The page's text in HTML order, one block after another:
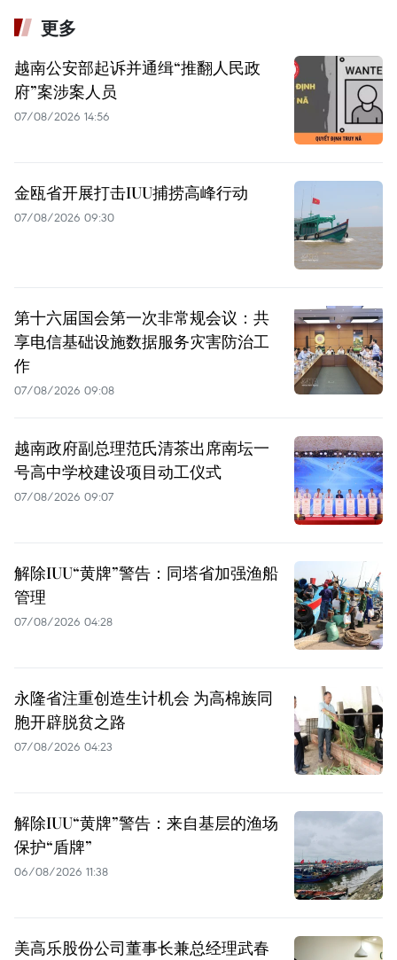
更多
越南公安部起诉并通缉“推翻人民政
府”案涉案人员
07/08/2026 14:56
金瓯省开展打击IUU捕捞高峰行动
07/08/2026 09:30
第十六届国会第一次非常规会议：共
享电信基础设施数据服务灾害防治工
作
07/08/2026 09:08
越南政府副总理范氏清茶出席南坛一
号高中学校建设项目动工仪式
07/08/2026 09:07
解除IUU“黄牌”警告：同塔省加强渔船
管理
07/08/2026 04:28
永隆省注重创造生计机会 为高棉族同
胞开辟脱贫之路
07/08/2026 04:23
解除IUU“黄牌”警告：来自基层的渔场
保护“盾牌”
06/08/2026 11:38
美高乐股份公司董事长兼总经理武春